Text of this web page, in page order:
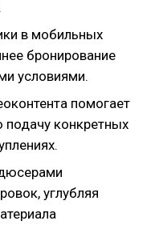
в мобильных
бронирование
условиями.
помогает
подачу конкретных
углубляя